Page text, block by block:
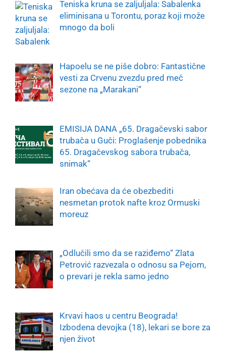
Teniska kruna se zaljuljala: Sabalenka
eliminisana u Torontu, poraz koji može
mnogo da boli
Hapoelu se ne piše dobro: Fantastične
vesti za Crvenu zvezdu pred meč
sezone na „Marakani“
EMISIJA DANA „65. Dragačevski sabor
trubača u Guči: Proglašenje pobednika
65. Dragačevskog sabora trubača,
snimak“
Iran obećava da će obezbediti
nesmetan protok nafte kroz Ormuski
moreuz
„Odlučili smo da se raziđemo“ Zlata
Petrović razvezala o odnosu sa Pejom,
o prevari je rekla samo jedno
Krvavi haos u centru Beograda!
Izbodena devojka (18), lekari se bore za
njen život